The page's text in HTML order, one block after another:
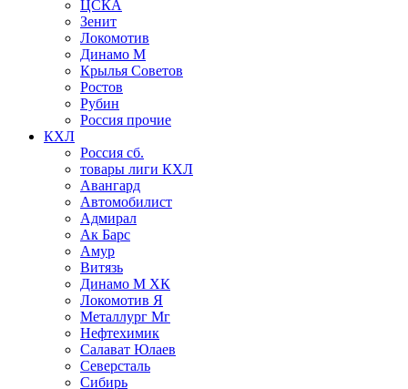
ЦСКА
Зенит
Локомотив
Динамо М
Крылья Советов
Ростов
Рубин
Россия прочие
КХЛ
Россия сб.
товары лиги КХЛ
Авангард
Автомобилист
Адмирал
Ак Барс
Амур
Витязь
Динамо М ХК
Локомотив Я
Металлург Мг
Нефтехимик
Салават Юлаев
Северсталь
Сибирь